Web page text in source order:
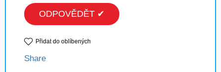
ODPOVĚDĚT ✔
Přidat do oblíbených
Share